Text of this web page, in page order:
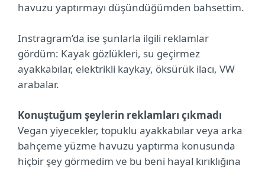
havuzu yaptırmayı düşündüğümden bahsettim.
Instragram’da ise şunlarla ilgili reklamlar
gördüm: Kayak gözlükleri, su geçirmez
ayakkabılar, elektrikli kaykay, öksürük ilacı, VW
arabalar.
Konuştuğum şeylerin reklamları çıkmadı
Vegan yiyecekler, topuklu ayakkabılar veya arka
bahçeme yüzme havuzu yaptırma konusunda
hiçbir şey görmedim ve bu beni hayal kırıklığına